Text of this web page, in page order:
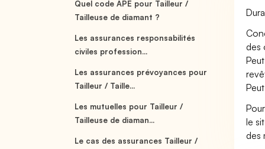
Quel code APE pour Tailleur /
Tailleuse de diamant ?
Les assurances responsabilités
civiles profession...
Les assurances prévoyances pour
Tailleur / Taille...
Les mutuelles pour Tailleur /
Tailleuse de diaman...
Le cas des assurances Tailleur /
des
le
des